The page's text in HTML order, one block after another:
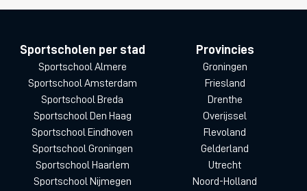
Sportscholen per stad
Sportschool Almere
Sportschool Amsterdam
Sportschool Breda
Sportschool Den Haag
Sportschool Eindhoven
Sportschool Groningen
Sportschool Haarlem
Sportschool Nijmegen
Provincies
Groningen
Friesland
Drenthe
Overijssel
Flevoland
Gelderland
Utrecht
Noord-Holland